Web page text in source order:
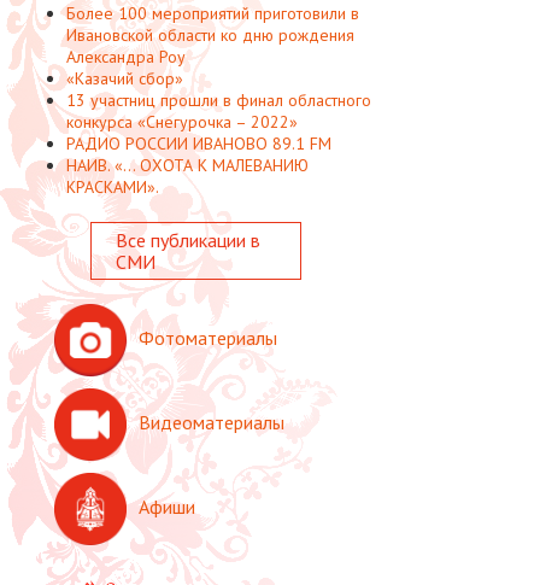
Более 100 мероприятий приготовили в
Ивановской области ко дню рождения
Александра Роу
«Казачий сбор»
13 участниц прошли в финал областного
конкурса «Снегурочка – 2022»
РАДИО РОССИИ ИВАНОВО 89.1 FM
НАИВ. «... ОХОТА К МАЛЕВАНИЮ
КРАСКАМИ».
Все публикации в
СМИ
Фотоматериалы
Видеоматериалы
Афиши